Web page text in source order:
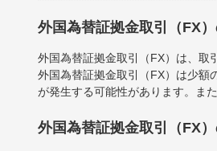
外国為替証拠金取引（FX
外国為替証拠金取引（FX）は、取
外国為替証拠金取引（FX）は少額
が発生する可能性があります。ま
外国為替証拠金取引（FX